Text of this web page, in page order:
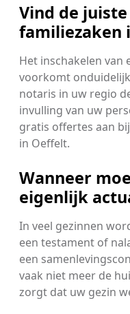
Vind de
familiezaken
Het inschakelen van
voorkomt
notaris in uw regio
invulling van uw
gratis offertes aan
in Oeffelt.
Wanneer
eigenlijk
In veel gezinnen
een testament of
een
vaak niet meer de
zorgt dat uw gezin